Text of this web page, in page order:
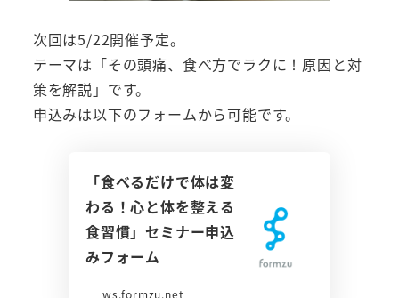
次回は5/22開催予定。
テーマは「その頭痛、食べ方でラクに！原因と対
策を解説」です。
申込みは以下のフォームから可能です。
「食べるだけで体は変
わる！心と体を整える
食習慣」セミナー申込
みフォーム
ws.formzu.net